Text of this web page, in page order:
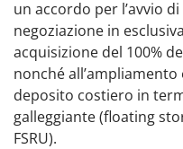
un accordo per l’avvio
negoziazione in
acquisizione del 100%
nonché
deposito costiero in
galleggiante (floating
FSRU).